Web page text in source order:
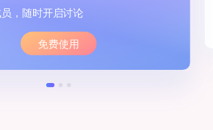
，随时开启讨论
免费使用